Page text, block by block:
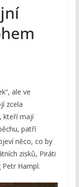
ale ve
zcela
kteří mají
patří
něco, co by
zisků, Piráti
Hampl.